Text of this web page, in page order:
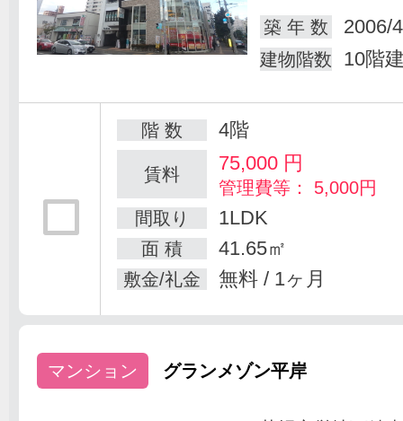
築 年 数
2006/
建物階数 10階
階 数 4階
賃料 75,000円
管理費等： 5,000円
間取り
1LDK
面 積 41.65㎡
敷金/礼金 無料 / 1ヶ月
マンション グランメゾン平岸